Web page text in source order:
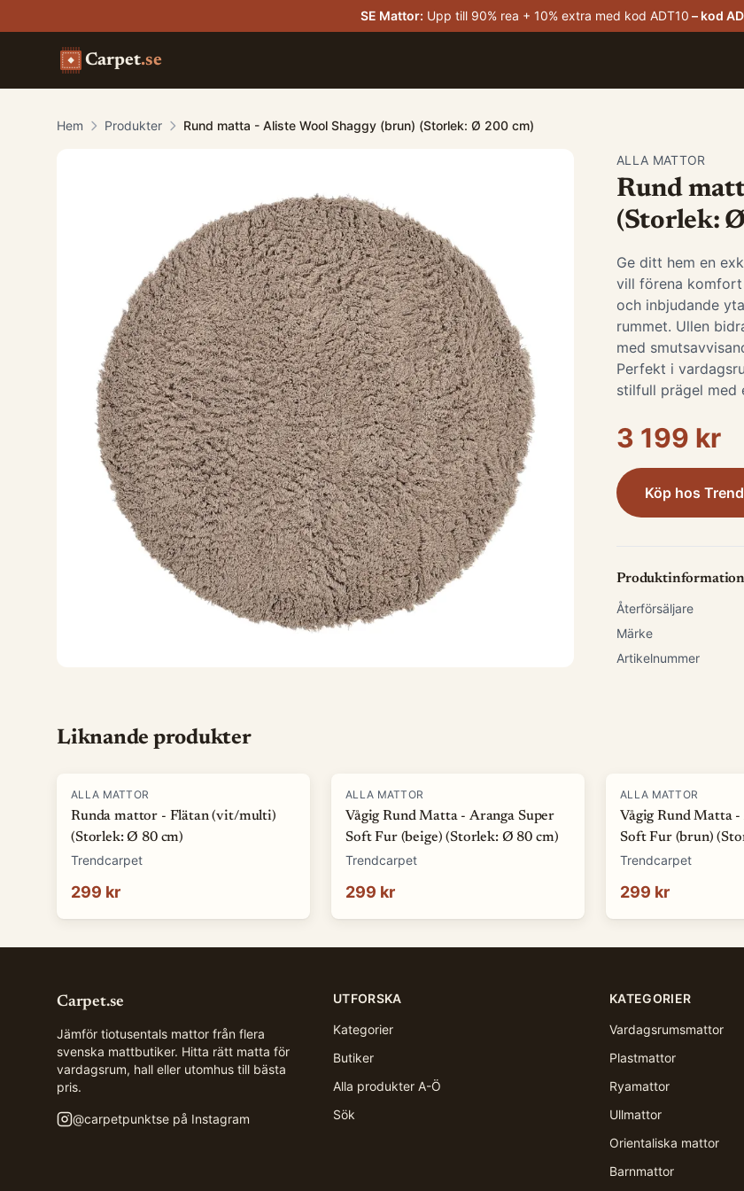
SE Mattor: Upp till 90% rea + 10% extra med kod ADT10 – kod
Carpet.se
Hem Produkter Rund matta - Aliste Wool Shaggy (brun) (Storlek: Ø 200 cm)
ALLA MATTOR
Rund
(Storlek:
Ge ditt hem en
vill förena komfort
och inbjudande
rummet. Ullen
med
Perfekt i
stilfull prägel med
3 199 kr
Köp hos
Produktinformation
Återförsäljare
Märke
Artikelnummer
Liknande produkter
ALLA MATTOR
Runda mattor - Flätan (vit/multi)
(Storlek: Ø 80 cm)
Trendcarpet
299 kr
ALLA MATTOR
Vågig Rund Matta - Aranga Super
Soft Fur (beige) (Storlek: Ø 80 cm)
Trendcarpet
299 kr
ALLA MATTOR
Vågig Rund Matta
Soft Fur (brun)
Trendcarpet
299 kr
Carpet.se
Jämför tiotusentals mattor från flera
svenska mattbutiker. Hitta rätt matta för
vardagsrum, hall eller utomhus till bästa
pris.
@carpetpunktse på Instagram
UTFORSKA
Kategorier
Butiker
Alla produkter A-Ö
Sök
KATEGORIER
Vardagsrumsmattor
Plastmattor
Ryamattor
Ullmattor
Orientaliska mattor
Barnmattor